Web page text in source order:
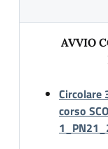
AVVIO
Circolare
corso